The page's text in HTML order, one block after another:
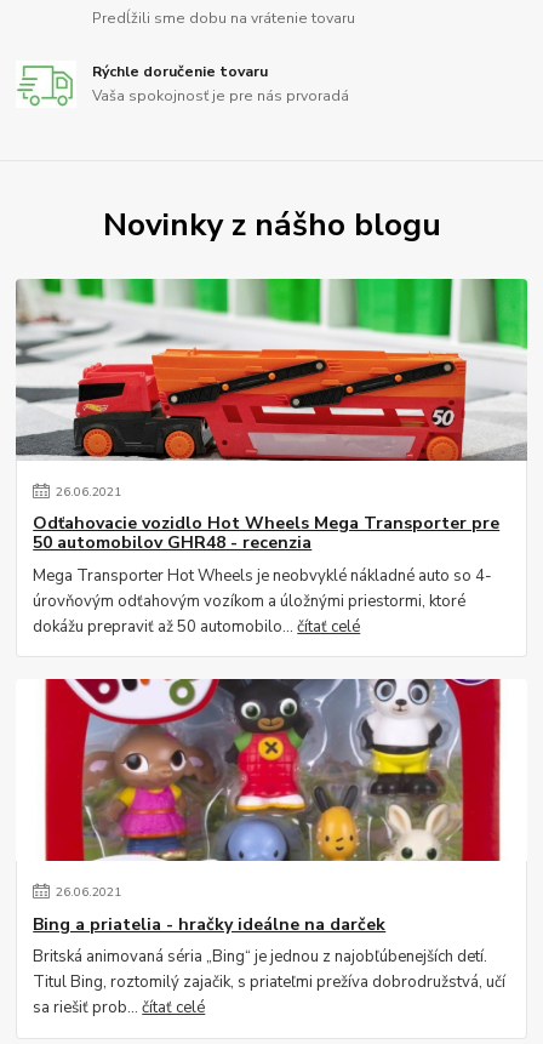
Predĺžili sme dobu na vrátenie tovaru
Rýchle doručenie tovaru
Vaša spokojnosť je pre nás prvoradá
Novinky z nášho blogu
26.06.2021
Odťahovacie vozidlo Hot Wheels Mega Transporter pre
50 automobilov GHR48 - recenzia
Mega Transporter Hot Wheels je neobvyklé nákladné auto so 4-
úrovňovým odťahovým vozíkom a úložnými priestormi, ktoré
dokážu prepraviť až 50 automobilo...čítať celé
26.06.2021
Bing a priatelia - hračky ideálne na darček
Britská animovaná séria „Bing“ je jednou z najobľúbenejších detí.
Titul Bing, roztomilý zajačik, s priateľmi prežíva dobrodružstvá, učí
sa riešiť prob...čítať celé